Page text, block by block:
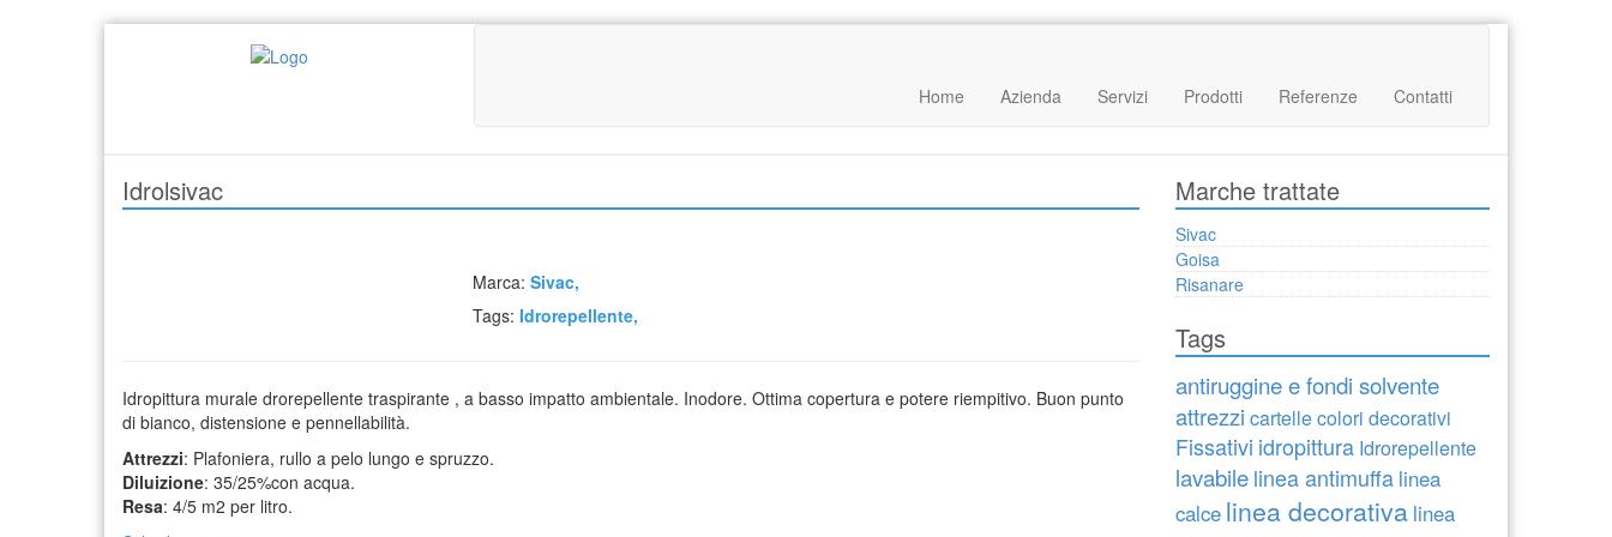
Home Azienda Servizi Prodotti Referenze Contatti
Idrolsivac
Marca:Sivac,
Tags:Idrorepellente,
Idropittura murale drorepellente traspirante , a basso impatto ambientale. Inodore. Ottima copertura e potere riempitivo. Buon punto
di bianco, distensione e pennellabilità.
Attrezzi: Plafoniera, rullo a pelo lungo e spruzzo.
Diluizione: 35/25%con acqua.
Resa: 4/5 m2 per litro.
Marche trattate
Sivac
Goisa
Risanare
Tags
antiruggine e fondi solvente
attrezzi cartelle colori decorativi
Fissativi idropittura Idrorepellente
lavabile linea antimuffa linea
calce linea decorativa linea